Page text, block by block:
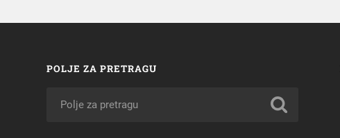
POLJE ZA PRETRAGU